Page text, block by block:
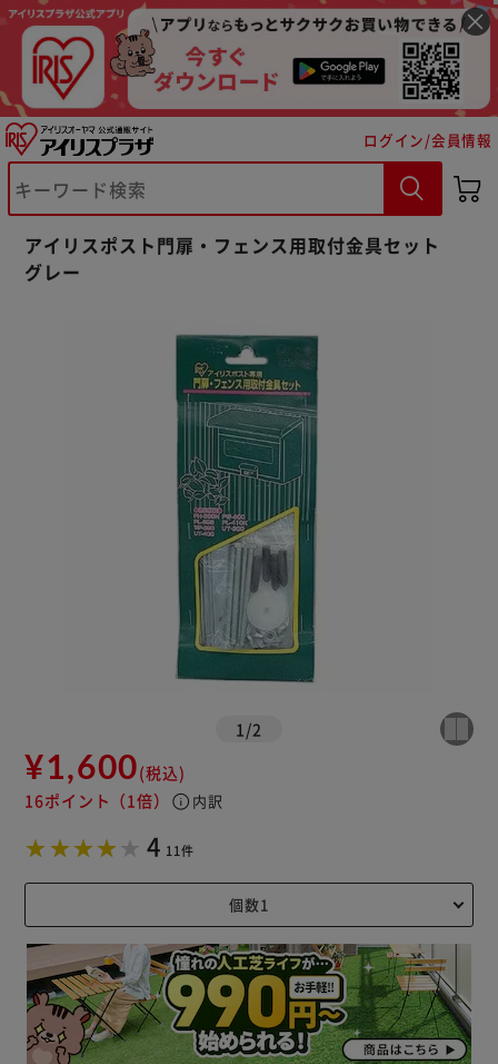
ログイン/会員情報
アイリスポスト門扉・フェンス用取付金具セット
グレー
1 /2
¥1,600(税込)
16ポイント （1倍） info 内訳
4 11件
※ご確認ください